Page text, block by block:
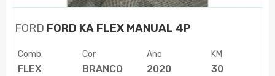
FORD FORD KA FLEX MANUAL 4P
Comb.
FLEX
Cor
BRANCO
Ano
2020
KM
30